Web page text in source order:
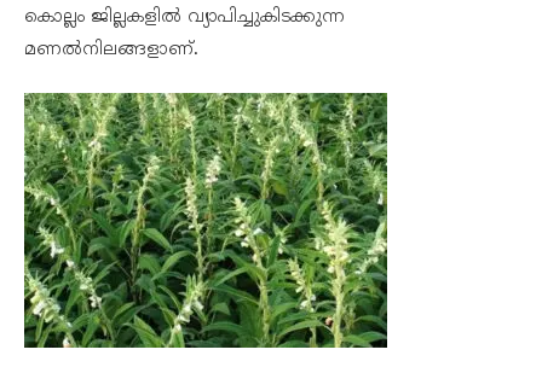
കൊല്ലം ജില്ലകളിൽ വ്യാപിച്ചുകിടക്കുന്ന
മണൽനിലങ്ങളാണ്.